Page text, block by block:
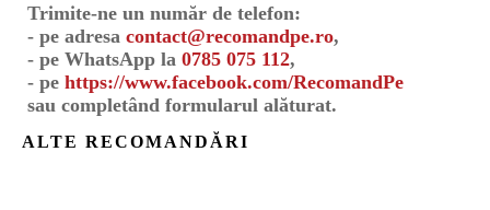
Trimite-ne un număr de telefon:
- pe adresa contact@recomandpe.ro,
- pe WhatsApp la 0785 075 112,
- pe https://www.facebook.com/RecomandPe
sau completând formularul alăturat.
ALTE RECOMANDĂRI